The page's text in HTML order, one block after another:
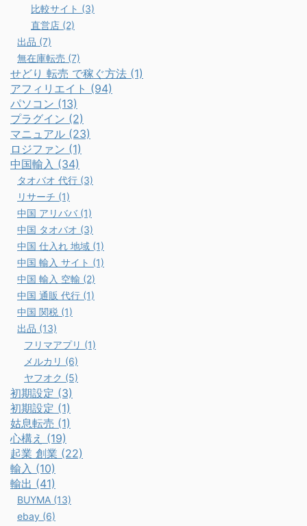
比較サイト (3)
直営店 (2)
出品 (7)
無在庫転売 (7)
せどり 転売 で稼ぐ方法 (1)
アフィリエイト (94)
パソコン (13)
プラグイン (2)
マニュアル (23)
ロジファン (1)
中国輸入 (34)
タオバオ 代行 (3)
リサーチ (1)
中国 アリババ (1)
中国 タオバオ (3)
中国 仕入れ 地域 (1)
中国 輸入 サイト (1)
中国 輸入 空輸 (2)
中国 通販 代行 (1)
中国 関税 (1)
出品 (13)
フリマアプリ (1)
メルカリ (6)
ヤフオク (5)
初期設定 (3)
初期設定 (1)
姑息転売 (1)
心構え (19)
起業 創業 (22)
輸入 (10)
輸出 (41)
BUYMA (13)
ebay (6)